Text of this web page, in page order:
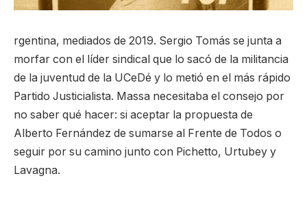
rgentina, mediados de 2019. Sergio Tomás se junta a
morfar con el líder sindical que lo sacó de la militancia
de la juventud de la UCeDé y lo metió en el más rápido
Partido Justicialista. Massa necesitaba el consejo por
no saber qué hacer: si aceptar la propuesta de
Alberto Fernández de sumarse al Frente de Todos o
seguir por su camino junto con Pichetto, Urtubey y
Lavagna.